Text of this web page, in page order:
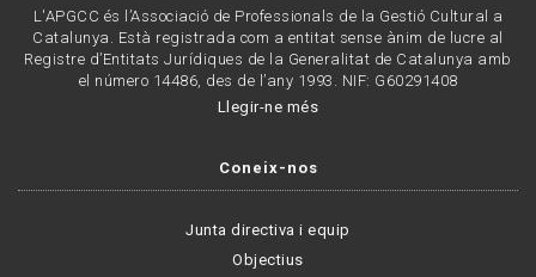
L'APGCC és l’Associació de Professionals de la Gestió Cultural a
Catalunya. Està registrada com a entitat sense ànim de lucre al
Registre d’Entitats Jurídiques de la Generalitat de Catalunya amb
el número 14486, des de l’any 1993. NIF: G60291408
Llegir-ne més
Coneix-nos
Junta directiva i equip
Objectius